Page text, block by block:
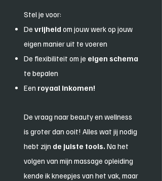
Stel je voor:
De vrijheid om jouw werk op jouw
eigen manier uit te voeren
De flexibiliteit om je eigen schema
te bepalen
Een royaal inkomen!
De vraag naar beauty en wellness
is groter dan ooit! Alles wat jij nodig
hebt zijn de juiste tools. Na het
volgen van mijn massage opleiding
kende ik kneepjes van het vak, maar